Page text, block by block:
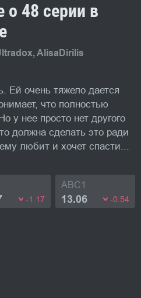
о 48 серии в
AlisaDirilis
Ей очень тяжело дается
что полностью
у нее просто нет другого
должна сделать это ради
любит и хочет спасти...
-1.17
ABC1
13.06 -0.54